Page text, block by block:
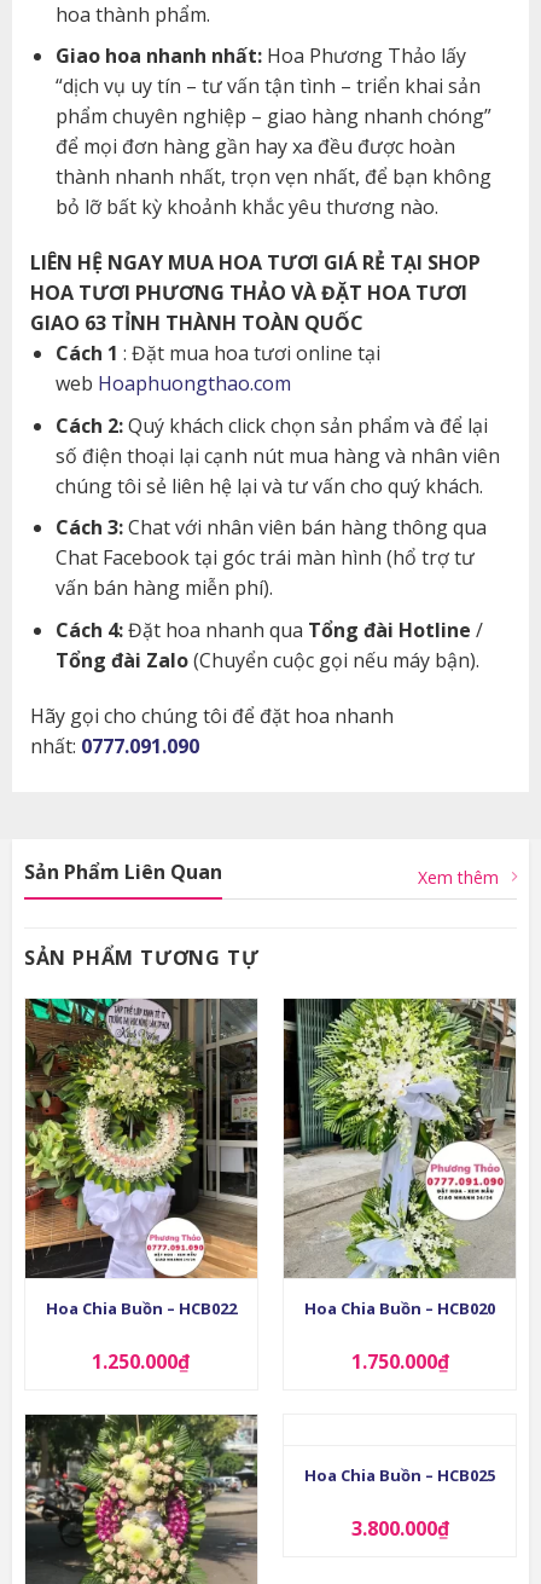
hoa thành phẩm.
Giao hoa nhanh nhất:Hoa Phương Thảo lấy
“dịch vụ uy tín – tư vấn tận tình – triển khai sản
phẩm chuyên nghiệp – giao hàng nhanh chóng”
để mọi đơn hàng gần hay xa đều được hoàn
thành nhanh nhất, trọn vẹn nhất, để bạn không
bỏ lỡ bất kỳ khoảnh khắc yêu thương nào.
LIÊN HỆ NGAY MUA HOA TƯƠI GIÁ RẺ TẠI SHOP
HOA TƯƠI PHƯƠNG THẢO VÀ ĐẶT HOA TƯƠI
GIAO 63 TỈNH THÀNH TOÀN QUỐC
Cách 1 : Đặt mua hoa tươi online tại
web Hoaphuongthao.com
Cách 2:Quý khách click chọn sản phẩm và để lại
số điện thoại lại cạnh nút mua hàng và nhân viên
chúng tôi sẻ liên hệ lại và tư vấn cho quý khách.
Cách 3:Chat với nhân viên bán hàng thông qua
Chat Facebook tại góc trái màn hình (hổ trợ tư
vấn bán hàng miễn phí).
Cách 4:Đặt hoa nhanh qua Tổng đài Hotline /
Tổng đài Zalo(Chuyển cuộc gọi nếu máy bận).
Hãy gọi cho chúng tôi để đặt hoa nhanh
nhất: 0777.091.090
Sản Phẩm Liên Quan Xem thêm
SẢN PHẨM TƯƠNG TỰ
Hoa Chia Buồn – HCB022
1.250.000₫
Hoa Chia Buồn – HCB020
1.750.000₫
Hoa Chia Buồn – HCB025
3.800.000₫